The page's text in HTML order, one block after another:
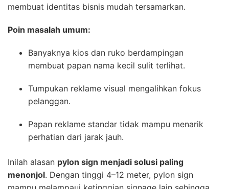
membuat identitas bisnis mudah tersamarkan.
Poin masalah umum:
Banyaknya kios dan ruko berdampingan
membuat papan nama kecil sulit terlihat.
Tumpukan reklame visual mengalihkan fokus
pelanggan.
Papan reklame standar tidak mampu menarik
perhatian dari jarak jauh.
Inilah alasan pylon sign menjadi solusi paling
menonjol. Dengan tinggi 4–12 meter, pylon sign